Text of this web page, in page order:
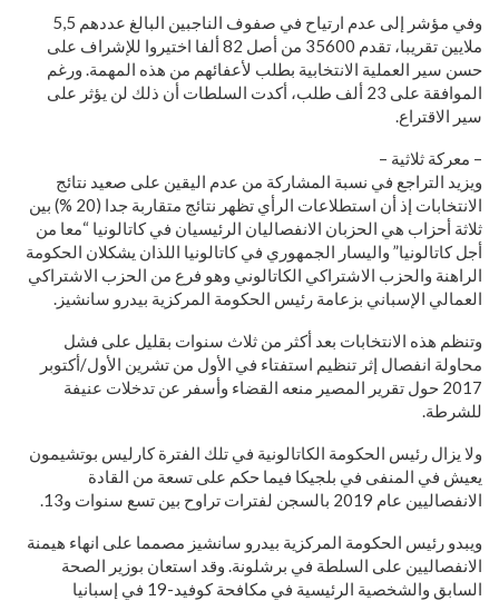
وفي مؤشر إلى عدم ارتياح في صفوف الناجبين البالغ عددهم 5,5
ملايين تقريبا، تقدم 35600 من أصل 82 ألفا اختيروا للإشراف على
حسن سير العملية الانتخابية بطلب لأعفائهم من هذه المهمة. ورغم
الموافقة على 23 ألف طلب، أكدت السلطات أن ذلك لن يؤثر على
سير الاقتراع.
– معركة ثلاثية –
ويزيد التراجع في نسبة المشاركة من عدم اليقين على صعيد نتائج
الانتخابات إذ أن استطلاعات الرأي تظهر نتائج متقاربة جدا (20 %) بين
ثلاثة أحزاب هي الحزبان الانفصاليان الرئيسيان في كاتالونيا “معا من
أجل كاتالونيا” واليسار الجمهوري في كاتالونيا اللذان يشكلان الحكومة
الراهنة والحزب الاشتراكي الكاتالوني وهو فرع من الحزب الاشتراكي
العمالي الإسباني بزعامة رئيس الحكومة المركزية بيدرو سانشيز.
وتنظم هذه الانتخابات بعد أكثر من ثلاث سنوات بقليل على فشل
محاولة انفصال إثر تنظيم استفتاء في الأول من تشرين الأول/أكتوبر
2017 حول تقرير المصير منعه القضاء وأسفر عن تدخلات عنيفة
للشرطة.
ولا يزال رئيس الحكومة الكاتالونية في تلك الفترة كارليس بوتشيمون
يعيش في المنفى في بلجيكا فيما حكم على تسعة من القادة
الانفصاليين عام 2019 بالسجن لفترات تراوح بين تسع سنوات و13.
ويبدو رئيس الحكومة المركزية بيدرو سانشيز مصمما على انهاء هيمنة
الانفصاليين على السلطة في برشلونة. وقد استعان بوزير الصحة
السابق والشخصية الرئيسية في مكافحة كوفيد-19 في إسبانيا